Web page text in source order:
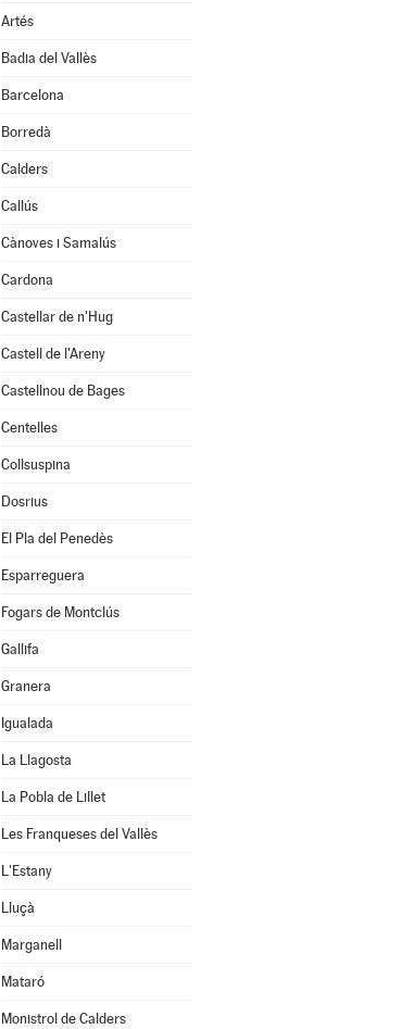
Artés
Badia del Vallès
Barcelona
Borredà
Calders
Callús
Cànoves i Samalús
Cardona
Castellar de n'Hug
Castell de l'Areny
Castellnou de Bages
Centelles
Collsuspina
Dosrius
El Pla del Penedès
Esparreguera
Fogars de Montclús
Gallifa
Granera
Igualada
La Llagosta
La Pobla de Lillet
Les Franqueses del Vallès
L'Estany
Lluçà
Marganell
Mataró
Monistrol de Calders